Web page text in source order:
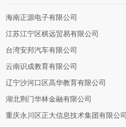
海南正源电子有限公司
江苏江宁区棋远贸易有限公司
台湾安邦汽车有限公司
云南识成教育有限公司
辽宁沙河口区高华教育有限公司
湖北荆门华林金融有限公司
重庆永川区正大信息技术集团有限公司